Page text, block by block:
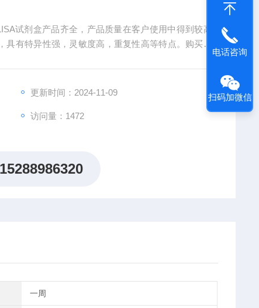
试剂盒产品齐全，产品质量在客户使用中得到较高
有特异性强，灵敏度高，重复性高等特点。购买我
更新时间：2024-11-09
访问量：1472
15288986320
一周
电话咨询
扫码加微信